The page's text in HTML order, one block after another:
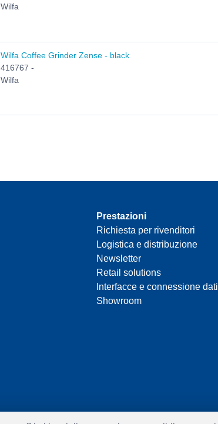
Wilfa
Wilfa Coffee Grinder Zense - black
416767 -
Wilfa
Prestazioni
Richiesta per rivenditori
Logistica e distribuzione
Newsletter
Retail solutions
Interfacce e connessione dati
Showroom